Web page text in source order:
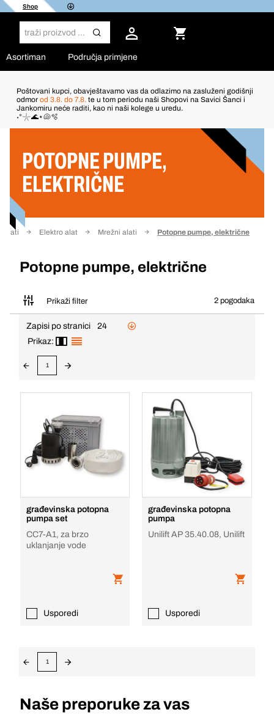
Shop
Asortiman Područja primjene
Poštovani kupci, obavještavamo vas da odlazimo na zasluženi godišnji
odmor od 3.8. do 7.8. te u tom periodu naši Shopovi na Savici Šanci i
Jankomiru neće raditi, kao ni naši kolege u uredu.
˖°𓇼🌊⋆🐚🫧
POTOPNE PUMPE,
ELEKTRIČNE
Alati Elektro alat Mrežni alati Potopne pumpe, električne
Potopne pumpe, električne
Prikaži filter 2 pogodaka
Filter
Zapisi po stranici
24
Prikaz:
1
građevinska potopna
pumpa set
CC7-A1, za brzo
uklanjanje vode
Usporedi
građevinska potopna
pumpa
Unilift AP 35.40.08, Unilift
Usporedi
1
Naše preporuke za vas